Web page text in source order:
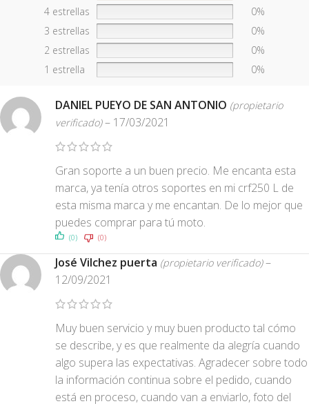
4 estrellas
0%
3 estrellas
0%
2 estrellas
0%
1 estrella
0%
DANIEL PUEYO DE SAN ANTONIO (propietario
verificado) – 17/03/2021
Gran soporte a un buen precio. Me encanta esta
marca, ya tenía otros soportes en mi crf250 L de
esta misma marca y me encantan. De lo mejor que
puedes comprar para tú moto.
(0) (0)
José Vilchez puerta (propietario verificado) –
12/09/2021
Muy buen servicio y muy buen producto tal cómo
se describe, y es que realmente da alegría cuando
algo supera las expectativas. Agradecer sobre todo
la información continua sobre el pedido, cuando
está en proceso, cuando van a enviarlo, foto del